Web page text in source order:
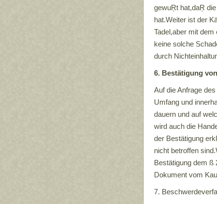
gewuŖt hat,daŖ
hat.Weiter ist der
Tadel,aber mit
keine solche
durch
6. Bestätigung
Auf die Anfrage
Umfang und
dauern und auf
wird auch die
der Bestätigung
nicht betroffen
Bestätigung dem ß
Dokument vom
7.